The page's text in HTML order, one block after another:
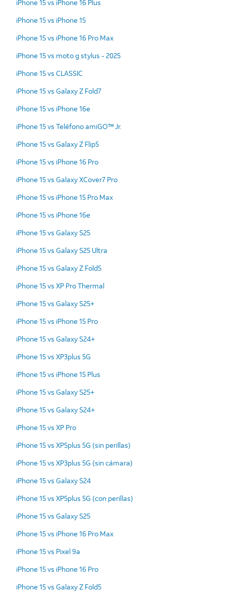
iPhone 15 vs iPhone 16 Plus
iPhone 15 vs iPhone 15
iPhone 15 vs iPhone 16 Pro Max
iPhone 15 vs moto g stylus - 2025
iPhone 15 vs CLASSIC
iPhone 15 vs Galaxy Z Fold7
iPhone 15 vs iPhone 16e
iPhone 15 vs Teléfono amiGO™ Jr.
iPhone 15 vs Galaxy Z Flip5
iPhone 15 vs iPhone 16 Pro
iPhone 15 vs Galaxy XCover7 Pro
iPhone 15 vs iPhone 15 Pro Max
iPhone 15 vs iPhone 16e
iPhone 15 vs Galaxy S25
iPhone 15 vs Galaxy S25 Ultra
iPhone 15 vs Galaxy Z Fold5
iPhone 15 vs XP Pro Thermal
iPhone 15 vs Galaxy S25+
iPhone 15 vs iPhone 15 Pro
iPhone 15 vs Galaxy S24+
iPhone 15 vs XP3plus 5G
iPhone 15 vs iPhone 15 Plus
iPhone 15 vs Galaxy S25+
iPhone 15 vs Galaxy S24+
iPhone 15 vs XP Pro
iPhone 15 vs XP5plus 5G (sin perillas)
iPhone 15 vs XP3plus 5G (sin cámara)
iPhone 15 vs Galaxy S24
iPhone 15 vs XP5plus 5G (con perillas)
iPhone 15 vs Galaxy S25
iPhone 15 vs iPhone 16 Pro Max
iPhone 15 vs Pixel 9a
iPhone 15 vs iPhone 16 Pro
iPhone 15 vs Galaxy Z Fold5